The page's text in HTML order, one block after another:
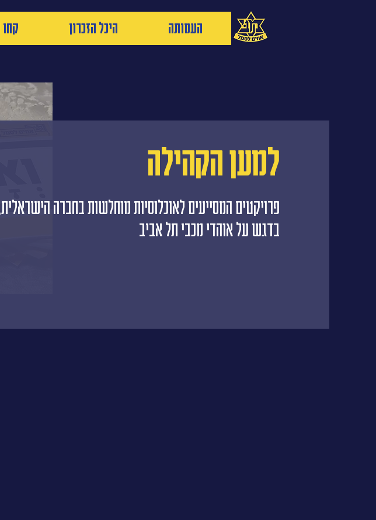
העמותה היכל הזכרון
למען הקהילה
פרויקטים המסייעים לאוכלוסיות מוחלשות בחברה
בדגש על אוהדי מכבי תל אביב